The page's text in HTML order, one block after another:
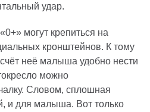
удар.
могут крепиться на
кронштейнов. К тому
неё малыша удобно нести
можно
Словом, сплошная
и для малыша. Вот только